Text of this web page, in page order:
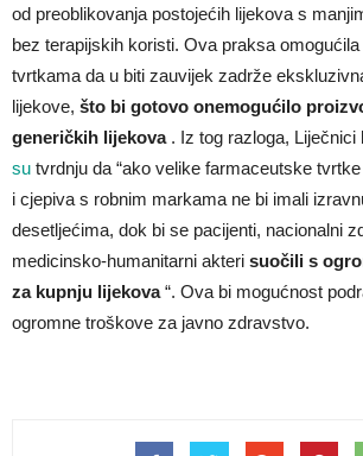
od preoblikovanja postojećih lijekova s
bez terapijskih koristi. Ova praksa
tvrtkama da u biti zauvijek zadrže
lijekove, što bi gotovo onemogućilo
generičkih lijekova. Iz tog razloga, Liječnici
su tvrdnju da “ako velike farmaceutske
i cjepiva s robnim markama ne bi imali
desetljećima, dok bi se pacijenti, nacionalni
medicinsko-humanitarni akteri suočili s
za kupnju lijekova“. Ova bi mogućnost
ogromne troškove za javno zdravstvo.